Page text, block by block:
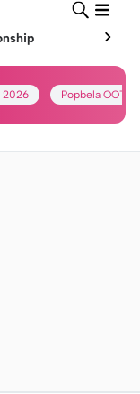
2026 Popbela OOTD